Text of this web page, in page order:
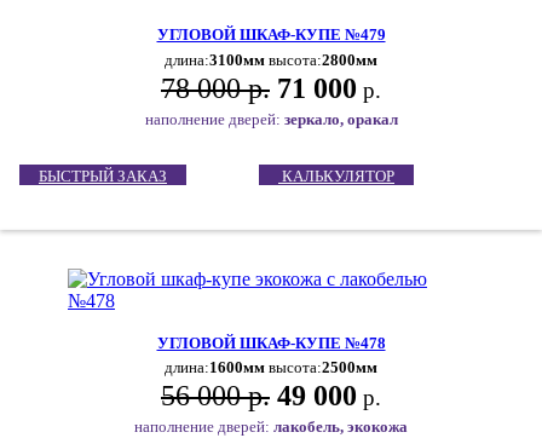
УГЛОВОЙ ШКАФ-КУПЕ №479
длина:3100мм высота:2800мм
78 000 р. 71 000 р.
наполнение дверей: зеркало, оракал
БЫСТРЫЙ ЗАКАЗ КАЛЬКУЛЯТОР
УГЛОВОЙ ШКАФ-КУПЕ №478
длина:1600мм высота:2500мм
56 000 р. 49 000 р.
наполнение дверей: лакобель, экокожа